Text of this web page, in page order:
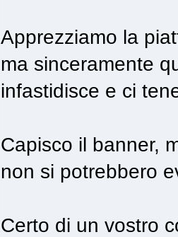
Apprezziamo la
ma sinceramente
infastidisce e ci
Capisco il banner,
non si potrebbero
Certo di un vostro